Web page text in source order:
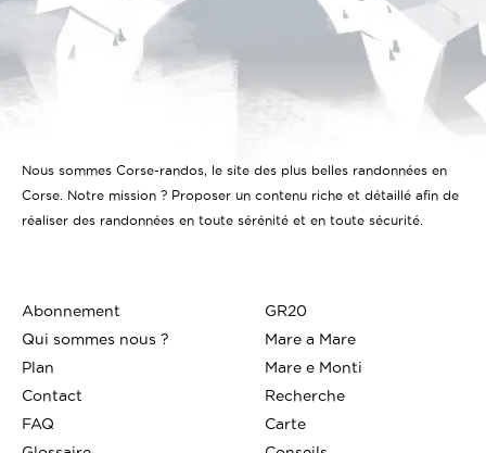
Nous sommes Corse-randos, le site des plus belles randonnées en
Corse. Notre mission ? Proposer un contenu riche et détaillé afin de
réaliser des randonnées en toute sérénité et en toute sécurité.
Abonnement
Qui sommes nous ?
Plan
Contact
FAQ
GR20
Mare a Mare
Mare e Monti
Recherche
Carte